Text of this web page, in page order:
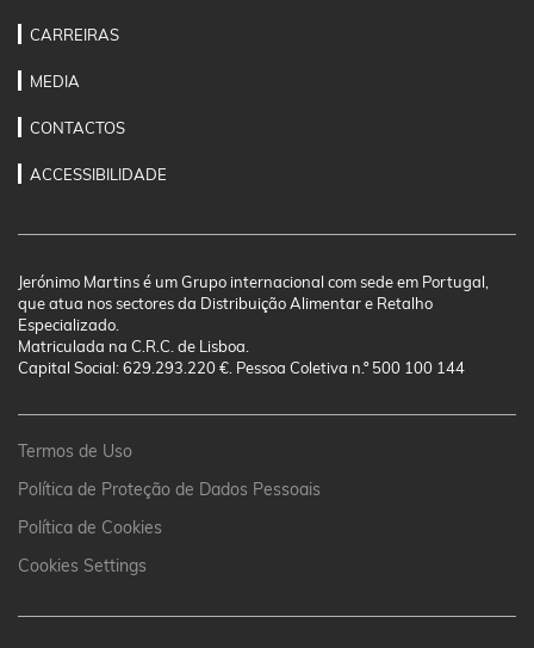
CARREIRAS
MEDIA
CONTACTOS
ACCESSIBILIDADE
Jerónimo Martins é um Grupo internacional com sede em Portugal,
que atua nos sectores da Distribuição Alimentar e Retalho
Especializado.
Matriculada na C.R.C. de Lisboa.
Capital Social: 629.293.220 €. Pessoa Coletiva n.º 500 100 144
Termos de Uso
Política de Proteção de Dados Pessoais
Política de Cookies
Cookies Settings